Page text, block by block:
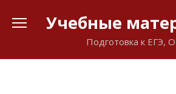
Учебные
Подготовка к ЕГЭ,